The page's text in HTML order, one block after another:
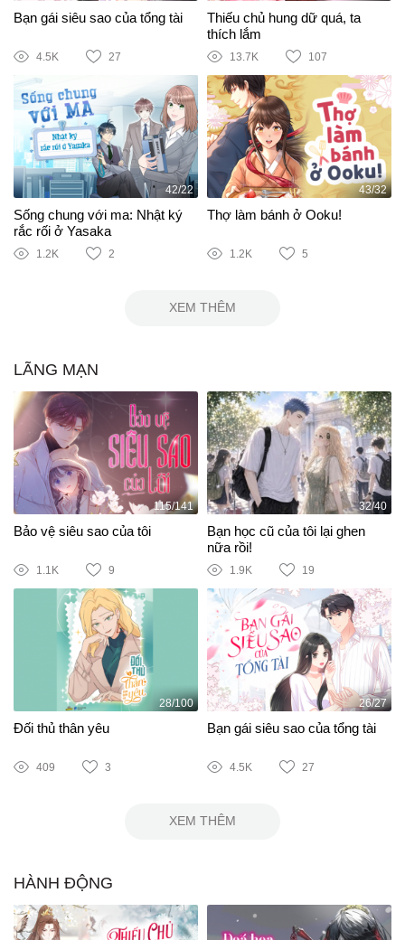
Bạn gái siêu sao của tổng tài
4.5K 27
Thiếu chủ hung dữ quá, ta
thích lắm
13.7K 107
42/22
Sống chung với ma: Nhật ký
rắc rối ở Yasaka
1.2K 2
43/32
Thợ làm bánh ở Ooku!
1.2K 5
XEM THÊM
LÃNG MẠN
115/141
Bảo vệ siêu sao của tôi
1.1K 9
32/40
Bạn học cũ của tôi lại ghen
nữa rồi!
1.9K 19
28/100
Đối thủ thân yêu
409 3
26/27
Bạn gái siêu sao của tổng tài
4.5K 27
XEM THÊM
HÀNH ĐỘNG